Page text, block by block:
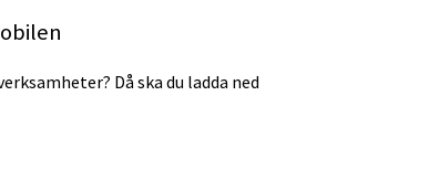
Då ska du ladda ned